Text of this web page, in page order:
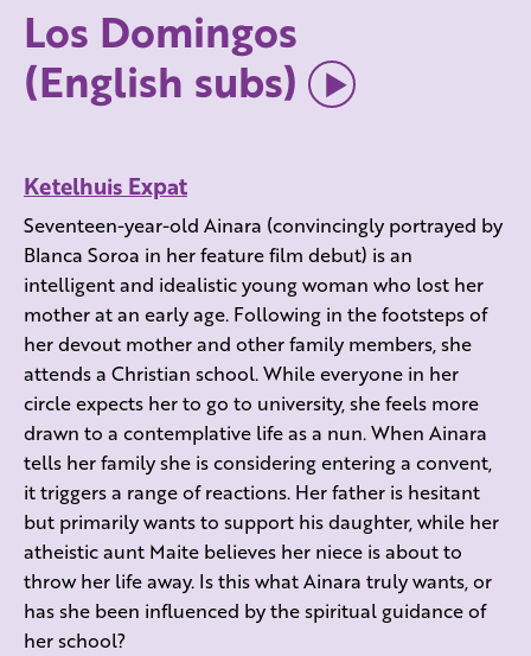
Los Domingos
(English subs)
Ketelhuis Expat
Seventeen-year-old Ainara (convincingly portrayed by
Blanca Soroa in her feature film debut) is an
intelligent and idealistic young woman who lost her
mother at an early age. Following in the footsteps of
her devout mother and other family members, she
attends a Christian school. While everyone in her
circle expects her to go to university, she feels more
drawn to a contemplative life as a nun. When Ainara
tells her family she is considering entering a convent,
it triggers a range of reactions. Her father is hesitant
but primarily wants to support his daughter, while her
atheistic aunt Maite believes her niece is about to
throw her life away. Is this what Ainara truly wants, or
has she been influenced by the spiritual guidance of
her school?